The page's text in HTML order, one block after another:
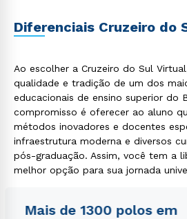
Diferenciais Cruzeiro do
Ao escolher a Cruzeiro do Sul
qualidade e tradição de um dos
educacionais de ensino superior do
compromisso é oferecer ao aluno
métodos inovadores e docentes
infraestrutura moderna e diversos
pós-graduação. Assim, você tem a
melhor opção para sua jornada
Mais de 1300 polos em